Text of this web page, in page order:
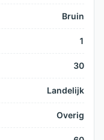
Bruin
1
30
Landelijk
Overig